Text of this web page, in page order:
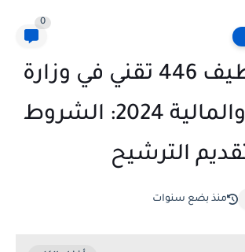
0
مباراة توظيف 446 تقني في وزارة
الاقتصاد والمالية 2024: الشروط
الترشيح
منذ بضع سنوات